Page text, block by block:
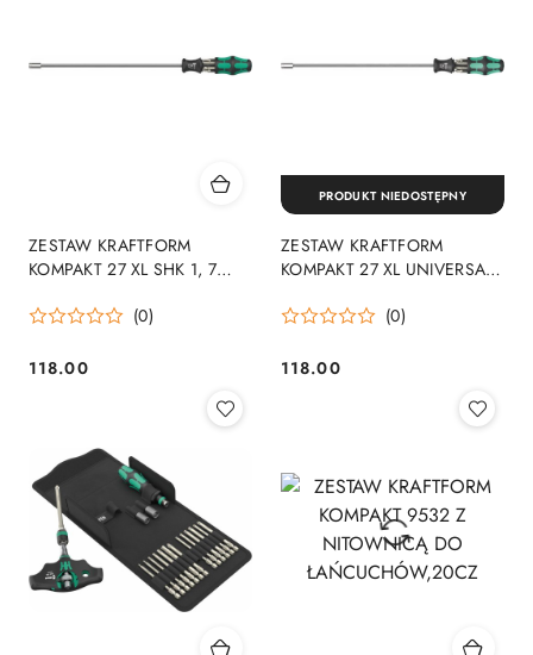
ZESTAW KRAFTFORM
KOMPAKT 27 XL SHK 1, 7
(0)
Cena:
118.00
ZESTAW KRAFTFORM
KOMPAKT 27 XL UNIVERSAL
(0)
Cena:
118.00
PRODUKT NIEDOSTĘPNY